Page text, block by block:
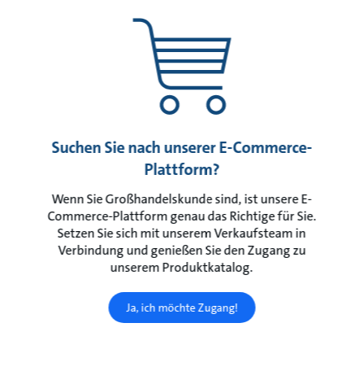
Suchen Sie nach unserer E-Commerce-
Plattform?
Wenn Sie Großhandelskunde sind, ist unsere E-
Commerce-Plattform genau das Richtige für Sie.
Setzen Sie sich mit unserem Verkaufsteam in
Verbindung und genießen Sie den Zugang zu
unserem Produktkatalog.
Ja, ich möchte Zugang!